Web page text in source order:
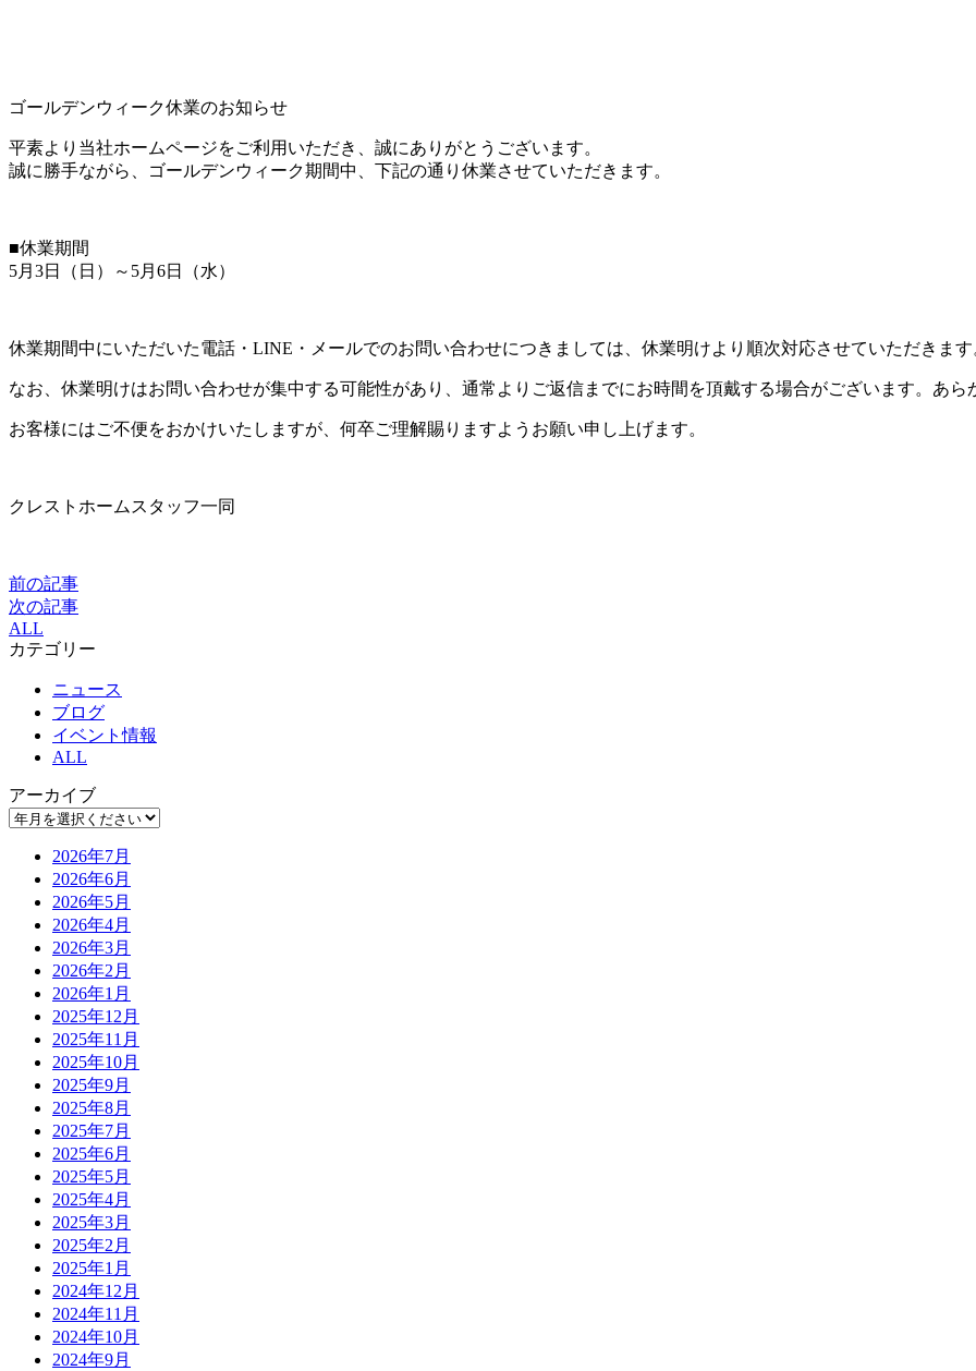
ゴールデンウィーク休業のお知らせ
平素より当社ホームページをご利用いただき、誠にありがとうございます。
誠に勝手ながら、ゴールデンウィーク期間中、下記の通り休業させていただきます。
■休業期間
5月3日（日）～5月6日（水）
休業期間中にいただいた電話・LINE・メールでのお問い合わせにつきましては、休業明けより順次対応させていただきます
なお、休業明けはお問い合わせが集中する可能性があり、通常よりご返信までにお時間を頂戴する場合がございます。あら
お客様にはご不便をおかけいたしますが、何卒ご理解賜りますようお願い申し上げます。
クレストホームスタッフ一同
前の記事
次の記事
ALL
カテゴリー
ニュース
ブログ
イベント情報
ALL
アーカイブ
2026年7月
2026年6月
2026年5月
2026年4月
2026年3月
2026年2月
2026年1月
2025年12月
2025年11月
2025年10月
2025年9月
2025年8月
2025年7月
2025年6月
2025年5月
2025年4月
2025年3月
2025年2月
2025年1月
2024年12月
2024年11月
2024年10月
2024年9月